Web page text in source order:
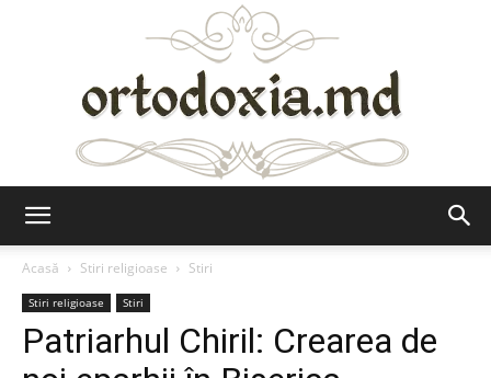
Acasă
Stiri religioase Stiri
Stiri religioase Stiri
Patriarhul Chiril: Crearea de